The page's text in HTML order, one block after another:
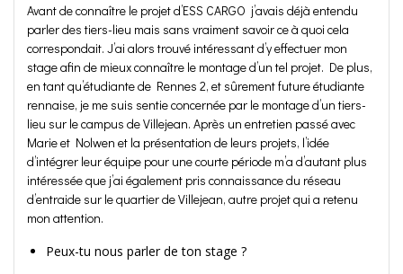
Avant de connaître le projet d’ESS CARGO j’avais déjà entendu
parler des tiers-lieu mais sans vraiment savoir ce à quoi cela
correspondait. J’ai alors trouvé intéressant d’y effectuer mon
stage afin de mieux connaître le montage d’un tel projet. De plus,
en tant qu’étudiante de Rennes 2, et sûrement future étudiante
rennaise, je me suis sentie concernée par le montage d’un tiers-
lieu sur le campus de Villejean. Après un entretien passé avec
Marie et Nolwen et la présentation de leurs projets, l’idée
d’intégrer leur équipe pour une courte période m’a d’autant plus
intéressée que j’ai également pris connaissance du réseau
d’entraide sur le quartier de Villejean, autre projet qui a retenu
mon attention.
Peux-tu nous parler de ton stage ?